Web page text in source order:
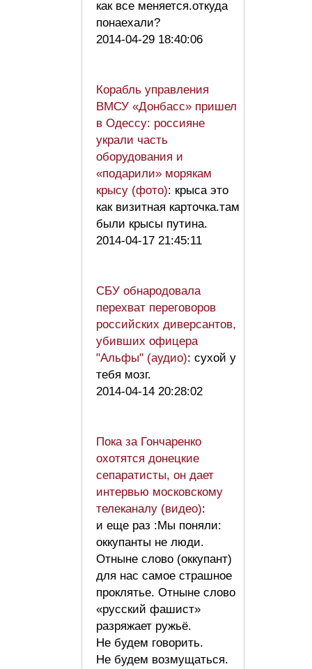
как все меняется.откуда
понаехали?
2014-04-29 18:40:06
Корабль управления
ВМСУ «Донбасс» пришел
в Одессу: россияне
украли часть
оборудования и
«подарили» морякам
крысу (фото): крыса это
как визитная карточка.там
были крысы путина.
2014-04-17 21:45:11
СБУ обнародовала
перехват переговоров
российских диверсантов,
убивших офицера
"Альфы" (аудио): сухой у
тебя мозг.
2014-04-14 20:28:02
Пока за Гончаренко
охотятся донецкие
сепаратисты, он дает
интервью московскому
телеканалу (видео):
и еще раз :Мы поняли:
оккупанты не люди.
Отныне слово (оккупант)
для нас самое страшное
проклятье. Отныне слово
«русский фашист»
разряжает ружьё.
Не будем говорить.
Не будем возмущаться.